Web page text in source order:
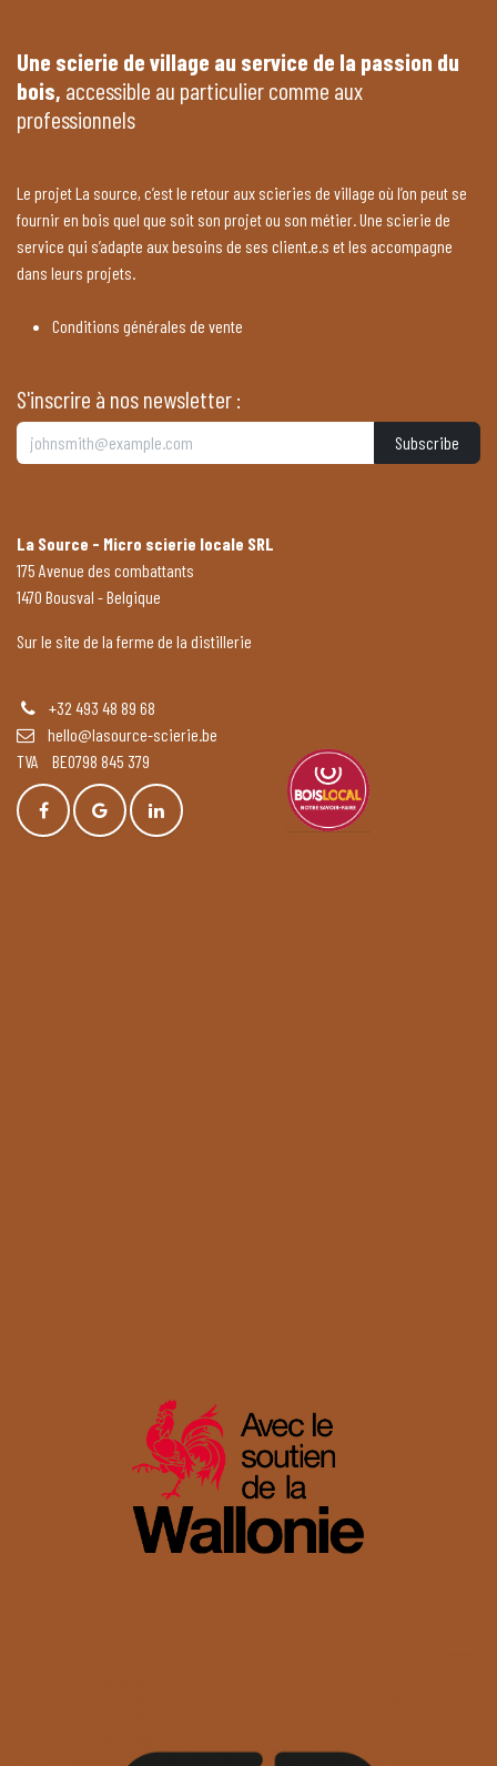
Une scierie de village au service de la passion du
bois, accessible au particulier comme aux
professionnels
Le projet La source, c’est le retour aux scieries de village où l’on peut se
fournir en bois quel que soit son projet ou son métier. Une scierie de
service qui s’adapte aux besoins de ses client.e.s et les accompagne
dans leurs projets.
Conditions générales de vente
S'inscrire à nos newsletter :
Subscribe
La Source - Micro scierie locale SRL
175 Avenue des combattants
1470 Bousval - Belgique
Sur le site de la ferme de la distillerie
+32 493 48 89 68
hello@lasource-scierie.be
TVA BE0798 845 379